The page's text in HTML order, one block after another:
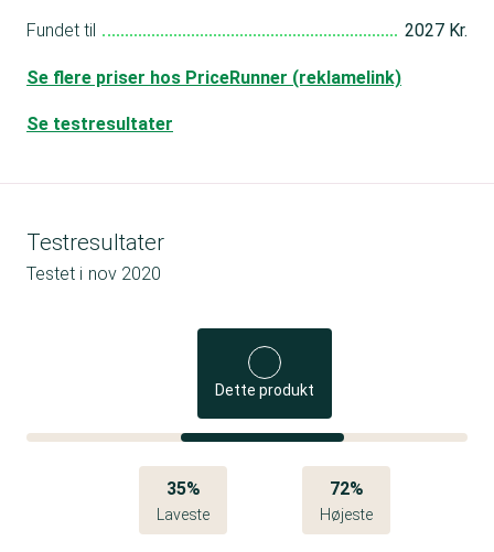
Fundet til 2027 Kr.
Se flere priser hos PriceRunner (reklamelink)
Se testresultater
Testresultater
Testet i nov 2020
Dette produkt
35%
Laveste
72%
Højeste